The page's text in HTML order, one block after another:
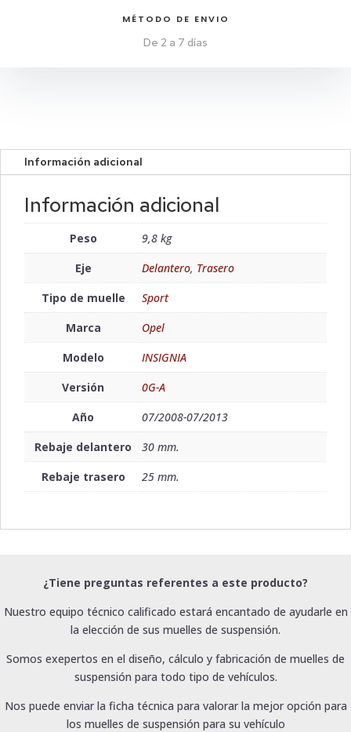
MÉTODO DE ENVIO
De 2 a 7 días
Información adicional
Información adicional
Peso
9,8 kg
Eje
Delantero, Trasero
Tipo de muelle
Sport
Marca
Opel
Modelo
INSIGNIA
Versión
0G-A
Año
07/2008-07/2013
Rebaje delantero
30 mm.
Rebaje trasero
25 mm.
¿Tiene preguntas referentes a este producto?
Nuestro equipo técnico calificado estará encantado de ayudarle en
la elección de sus muelles de suspensión.
Somos exepertos en el diseño, cálculo y fabricación de muelles de
suspensión para todo tipo de vehículos.
Nos puede enviar la ficha técnica para valorar la mejor opción para
los muelles de suspensión para su vehículo